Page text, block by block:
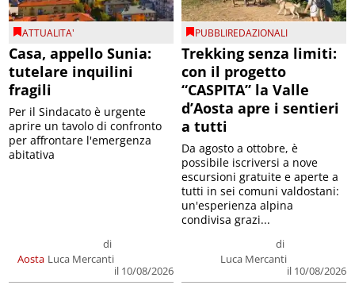
ATTUALITA'
Casa, appello Sunia:
tutelare inquilini
fragili
Aosta
di
Luca Mercanti
il 10/08/2026
Per il Sindacato è urgente
aprire un tavolo di confronto
per affrontare l'emergenza
abitativa
PUBBLIREDAZIONALI
Trekking senza limiti:
con il progetto
“CASPITA” la Valle
d’Aosta apre i sentieri
a tutti
di
Luca Mercanti
il 10/08/2026
Da agosto a ottobre, è
possibile iscriversi a nove
escursioni gratuite e aperte a
tutti in sei comuni valdostani:
un'esperienza alpina
condivisa grazi...